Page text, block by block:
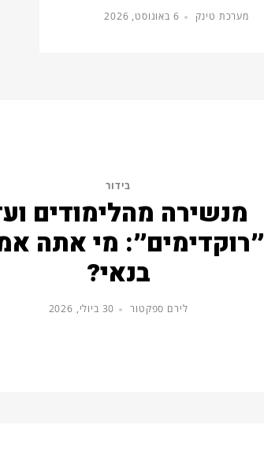
מערכת טינק 6 באוגוסט, 2026
בידור
מנשירה מהלימודים
״רוקדימים״: מי אתה
בנאי?
לירם ספקטור 30 ביולי, 2026